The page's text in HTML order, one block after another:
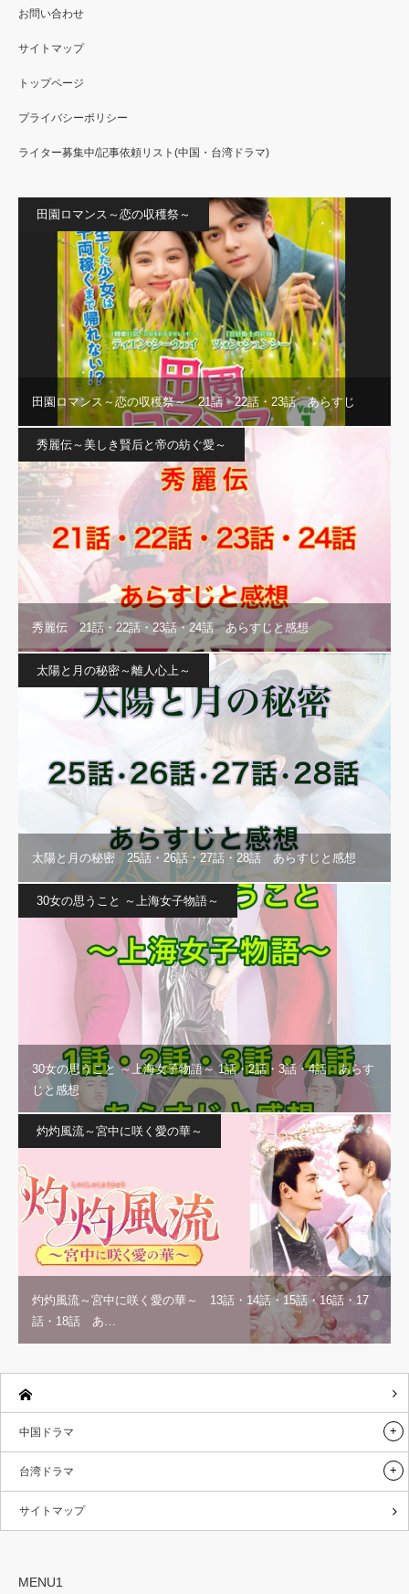
お問い合わせ
サイトマップ
トップページ
プライバシーポリシー
ライター募集中/記事依頼リスト(中国・台湾ドラマ)
田園ロマンス～恋の収穫祭～
田園ロマンス～恋の収穫祭～ 21話・22話・23話 あらすじ
秀麗伝～美しき賢后と帝の紡ぐ愛～
秀麗伝 21話・22話・23話・24話 あらすじと感想
太陽と月の秘密～離人心上～
太陽と月の秘密 25話・26話・27話・28話 あらすじと感想
30女の思うこと ～上海女子物語～
30女の思うこと ～上海女子物語～ 1話・2話・3話・4話 あらす
じと感想
灼灼風流～宮中に咲く愛の華～
灼灼風流～宮中に咲く愛の華～ 13話・14話・15話・16話・17
話・18話 あ…
中国ドラマ
台湾ドラマ
サイトマップ
MENU1